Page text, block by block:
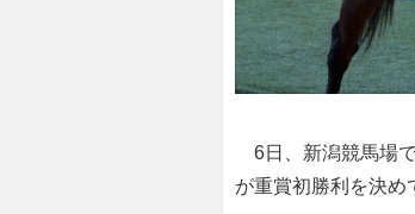
6日、新潟競馬場
が重賞初勝利を決め